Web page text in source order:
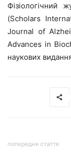
Фізіологічний
(Scholars
Journal of
Advances in
наукових
попередня стаття